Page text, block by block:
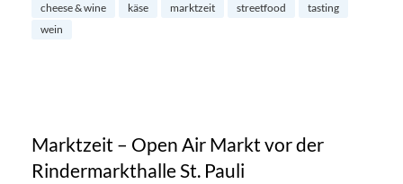
cheese & wine käse marktzeit streetfood
tasting
wein
Marktzeit – Open Air Markt vor der
Rindermarkthalle St. Pauli